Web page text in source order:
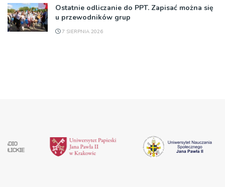
Ostatnie odliczanie do PPT. Zapisać można się
u przewodników grup
7 SIERPNIA 2026